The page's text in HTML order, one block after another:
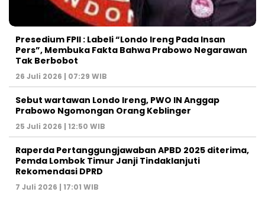
Presedium FPII : Labeli “Londo Ireng Pada Insan
Pers”, Membuka Fakta Bahwa Prabowo Negarawan
Tak Berbobot
26 Juli 2026 | 07:29 WIB
Sebut wartawan Londo Ireng, PWO IN Anggap
Prabowo Ngomongan Orang Keblinger
25 Juli 2026 | 12:50 WIB
Raperda Pertanggungjawaban APBD 2025 diterima,
Pemda Lombok Timur Janji Tindaklanjuti
Rekomendasi DPRD
7 Juli 2026 | 17:01 WIB